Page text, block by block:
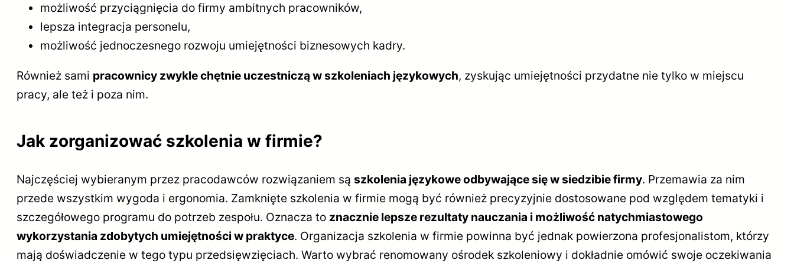
możliwość przyciągnięcia do firmy ambitnych pracowników,
lepsza integracja personelu,
możliwość jednoczesnego rozwoju umiejętności biznesowych kadry.
Również sami pracownicy zwykle chętnie uczestniczą w szkoleniach językowych, zyskując umiejętności przydatne nie tylko w miejscu
pracy, ale też i poza nim.
Jak zorganizować szkolenia w firmie?
Najczęściej wybieranym przez pracodawców rozwiązaniem są szkolenia językowe odbywające się w siedzibie firmy. Przemawia za nim
przede wszystkim wygoda i ergonomia. Zamknięte szkolenia w firmie mogą być również precyzyjnie dostosowane pod względem tematyki i
szczegółowego programu do potrzeb zespołu. Oznacza to znacznie lepsze rezultaty nauczania i możliwość natychmiastowego
wykorzystania zdobytych umiejętności w praktyce. Organizacja szkolenia w firmie powinna być jednak powierzona profesjonalistom, którzy
mają doświadczenie w tego typu przedsięwzięciach. Warto wybrać renomowany ośrodek szkoleniowy i dokładnie omówić swoje oczekiwania